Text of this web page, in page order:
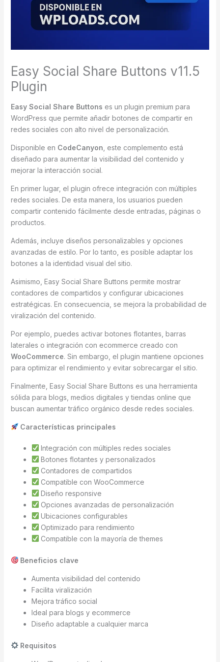
Easy Social Share Buttons v11.5
Plugin
Easy Social Share Buttons es un plugin premium para
WordPress que permite añadir botones de compartir en
redes sociales con alto nivel de personalización.
Disponible en CodeCanyon , este complemento está
diseñado para aumentar la visibilidad del contenido y
mejorar la interacción social.
En primer lugar, el plugin ofrece integración con múltiples
redes sociales. De esta manera, los usuarios pueden
compartir contenido fácilmente desde entradas, páginas o
productos.
Además, incluye diseños personalizables y opciones
avanzadas de estilo. Por lo tanto, es posible adaptar los
botones a la identidad visual del sitio.
Asimismo, Easy Social Share Buttons permite mostrar
contadores de compartidos y configurar ubicaciones
estratégicas. En consecuencia, se mejora la probabilidad de
viralización del contenido.
Por ejemplo, puedes activar botones flotantes, barras
laterales o integración con ecommerce creado con
WooCommerce. Sin embargo, el plugin mantiene opciones
para optimizar el rendimiento y evitar sobrecargar el sitio.
Finalmente, Easy Social Share Buttons es una herramienta
sólida para blogs, medios digitales y tiendas online que
buscan aumentar tráfico orgánico desde redes sociales.
Características principales
Integración con múltiples redes sociales
Botones flotantes y personalizados
Contadores de compartidos
Compatible con WooCommerce
Diseño responsive
Opciones avanzadas de personalización
Ubicaciones configurables
Optimizado para rendimiento
Compatible con la mayoría de themes
Beneficios clave
Aumenta visibilidad del contenido
Facilita viralización
Mejora tráfico social
Ideal para blogs y ecommerce
Diseño adaptable a cualquier marca
Requisitos